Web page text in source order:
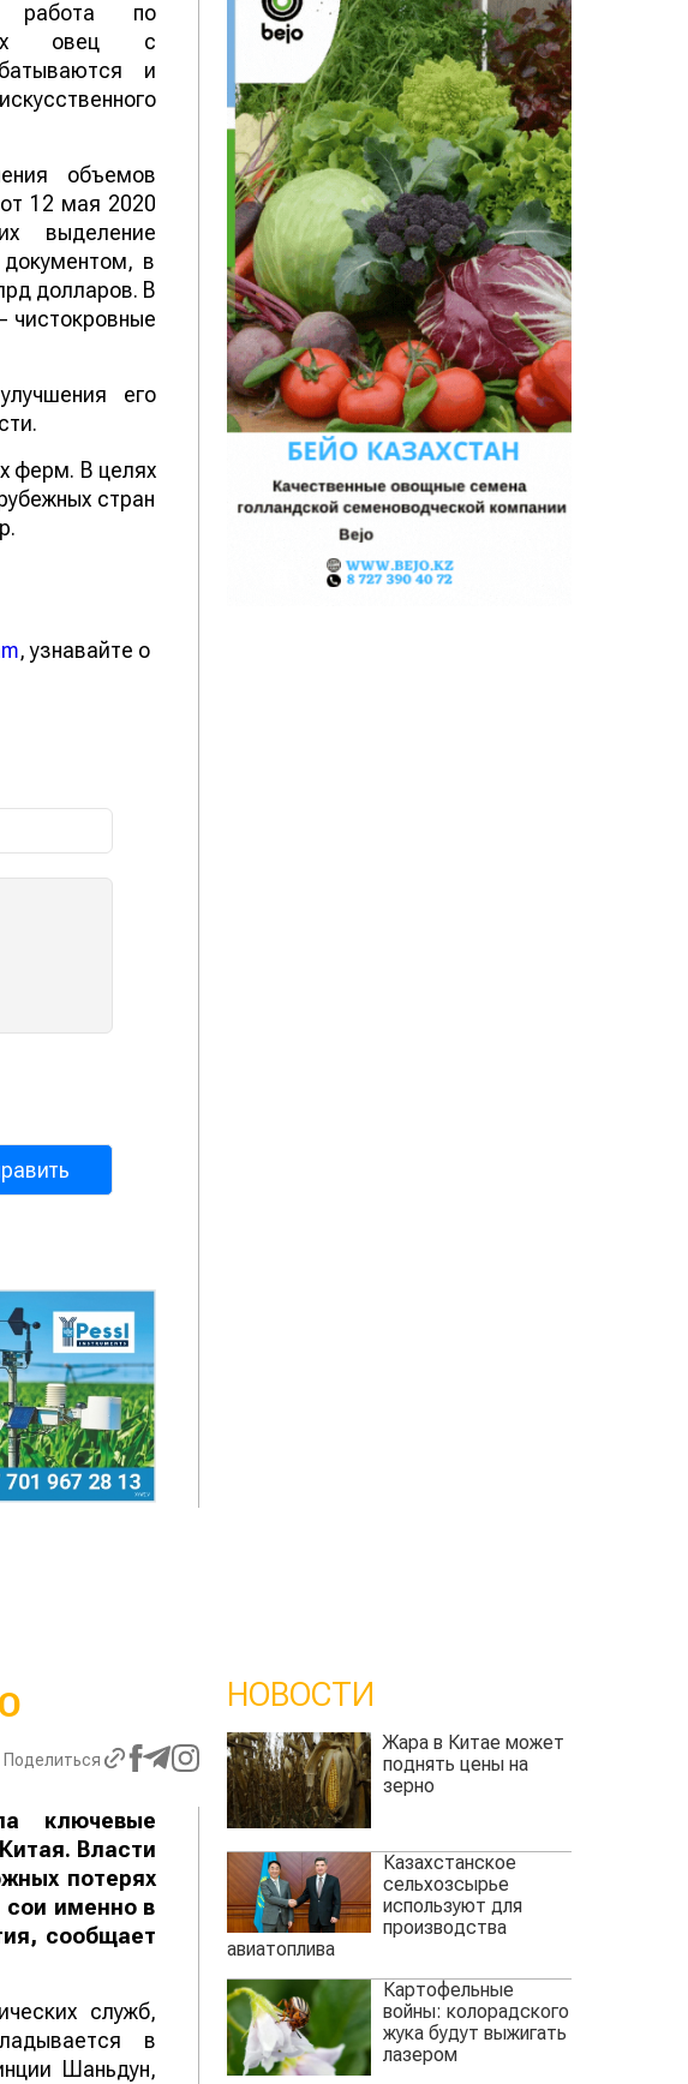
работа по
овец с
и
объемов
12 мая 2020
выделение
в
долларов. В
чистокровные
его
ферм. В целях
стран
, узнавайте о
Поделиться
ключевые
Власти
потерях
сои именно в
сообщает
служб,
в
Шаньдун,
НОВОСТИ
Жара в Китае может
поднять цены на
зерно
Казахстанское
сельхозсырье
используют для
производства
авиатоплива
Картофельные
войны: колорадского
жука будут выжигать
лазером